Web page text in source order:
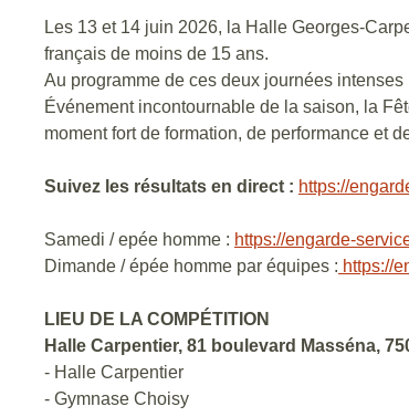
Les 13 et 14 juin 2026, la Halle Georges-
français de moins de 15 ans.
Au programme de ces deux journées
Événement incontournable de la saison, la
moment fort de formation, de performance et
Suivez les résultats en direct : https://
Samedi / epée homme : https://engarde-
Dimande / épée homme par équipes : https://
LIEU DE LA COMPÉTITION
Halle Carpentier, 81 boulevard Masséna,
- Halle Carpentier
- Gymnase Choisy